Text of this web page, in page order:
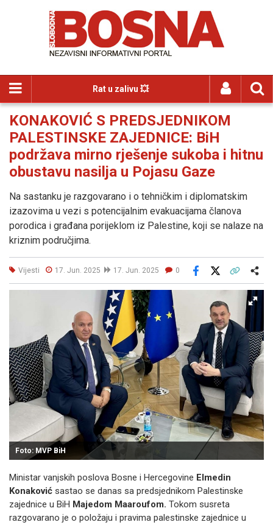
Rat u zalivu 💥
KONAKOVIĆ S PREDSJEDNIKOM
PALESTINSKE ZAJEDNICE: BiH
podržava mirno rješenje sukoba i hitnu
obustavu nasilja u Pojasu Gaze
Na sastanku je razgovarano i o tehničkim i diplomatskim
izazovima u vezi s potencijalnim evakuacijama članova
porodica i građana porijeklom iz Palestine, koji se nalaze na
kriznim područjima.
Vijesti 17. Jun. 2025 17. Jun. 2025 0
Facebook
Foto: MVP BiH
Ministar vanjskih poslova Bosne i Hercegovine Elmedin
Konaković sastao se danas sa predsjednikom Palestinske
zajednice u BiH Majedom Maaroufom. Tokom susreta
razgovarano je o položaju i pravima palestinske zajednice u